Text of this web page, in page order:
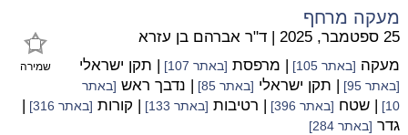
מעקה מרחף
שמירה
25 ספטמבר, 2025 | ד"ר אברהם בן עזרא
מעקה [באתר 105] | מרפסת [באתר 107] | תקן ישראלי
[באתר 95] | תקן ישראלי [באתר 85] | נדבך ראש [באתר
10]
| שטח [באתר 396] | רטיבות [באתר 133] | קורות [באתר 316]
|
גדר [באתר 284]